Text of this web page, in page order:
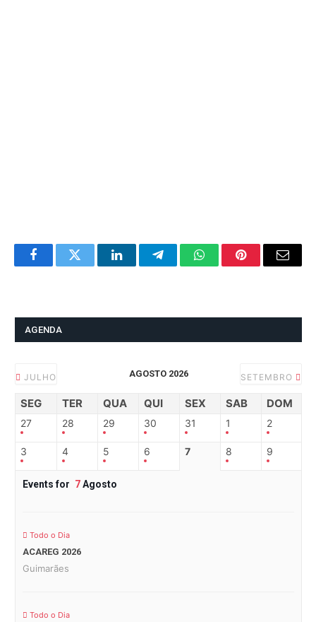
FacebookTwitter LinkedInTelegramWhatsAppPinterestEmail
AGENDA
JULHO AGOSTO 2026 SETEMBRO
SEG TER QUA QUI SEX SAB DOM
27 28 29 30 31 1 2
3 4 5 6 7 8 9
Events for 7Agosto
Todo o Dia
ACAREG 2026
Guimarães
Todo o Dia